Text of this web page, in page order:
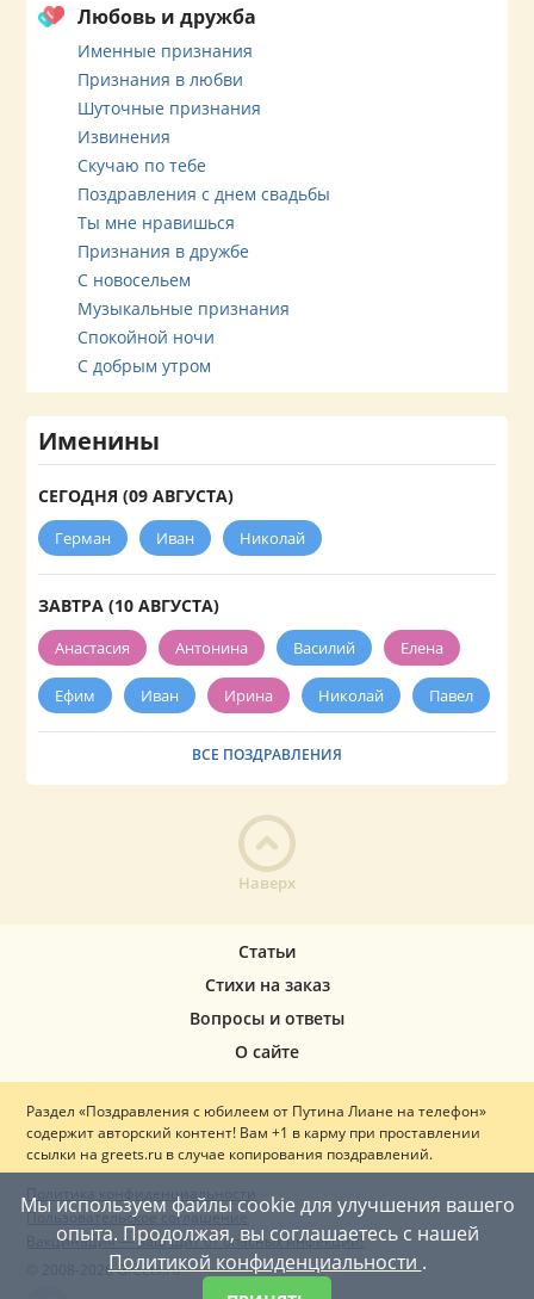
Любовь и дружба
Именные признания
Признания в любви
Шуточные признания
Извинения
Скучаю по тебе
Поздравления с днем свадьбы
Ты мне нравишься
Признания в дружбе
С новосельем
Музыкальные признания
Спокойной ночи
С добрым утром
Именины
СЕГОДНЯ (09 АВГУСТА)
Герман Иван Николай
ЗАВТРА (10 АВГУСТА)
Анастасия Антонина Василий Елена
Ефим Иван Ирина Николай Павел
ВСЕ ПОЗДРАВЛЕНИЯ
Наверх
Мы используем файлы cookie для улучшения вашего
опыта. Продолжая, вы соглашаетесь с нашей
Политикой конфиденциальности .
Статьи
Стихи на заказ
Вопросы и ответы
О сайте
Раздел «Поздравления с юбилеем от Путина Лиане на телефон»
содержит авторский контент! Вам +1 в карму при проставлении
ссылки на greets.ru в случае копирования поздравлений.
Политика конфиденциальности
Пользовательское соглашение
Вакцинация — ваш щит от опасных инфекций!
© 2008-2026 Greets.ru